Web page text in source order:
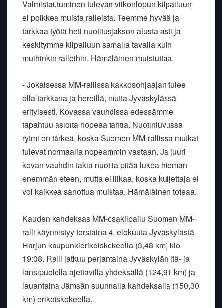
Valmistautuminen tulevan viikonlopun kilpailuun
ei poikkea muista ralleista. Teemme hyvää ja
tarkkaa työtä heti nuotitusjakson alusta asti ja
keskitymme kilpailuun samalla tavalla kuin
muihinkin ralleihin, Hämäläinen muistuttaa.
- Jokaisessa MM-rallissa kakkosohjaajan tulee
olla tarkkana ja hereillä, mutta Jyväskylässä
erityisesti. Kovassa vauhdissa edessämme
tapahtuu asioita nopeaa tahtia. Nuotinluvussa
rytmi on tärkeä, koska Suomen MM-rallissa mutkat
tulevat normaalia nopeammin vastaan. Ja juuri
kovan vauhdin takia nuottia pitää lukea hieman
enemmän eteen, mutta ei liikaa, koska kuljettaja ei
voi kaikkea sanottua muistaa, Hämäläinen toteaa.
Kauden kahdeksas MM-osakilpailu Suomen MM-
ralli käynnistyy torstaina 4. elokuuta Jyväskylästä
Harjun kaupunkierikoiskokeella (3,48 km) klo
19:08. Ralli jatkuu perjantaina Jyväskylän itä- ja
länsipuolella ajettavilla yhdeksällä (124,91 km) ja
lauantaina Jämsän suunnalla kahdeksalla (150,30
km) erikoiskokeella.